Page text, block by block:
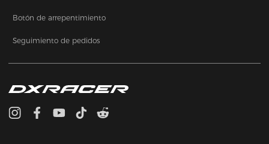
Botón de arrepentimiento
Seguimiento de pedidos